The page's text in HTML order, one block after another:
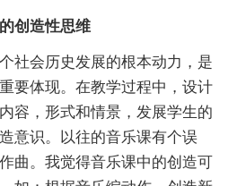
创造性思维
会历史发展的根本动力，是
要体现。在教学过程中，设计
容，形式和情景，发展学生的
意识。以往的音乐课有个误
曲。我觉得音乐课中的创造可